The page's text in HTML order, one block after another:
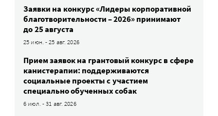
Заявки на конкурс «Лидеры корпоративной
благотворительности – 2026» принимают
до 25 августа
25 июн. - 25 авг. 2026
Прием заявок на грантовый конкурс в сфере
канистерапии: поддерживаются
социальные проекты с участием
специально обученных собак
6 июл. - 31 авг. 2026